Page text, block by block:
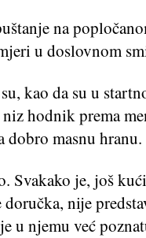
na
u doslovnom
kao da su u
hodnik prema
masnu hranu.
Svakako je, još
nije
u njemu već